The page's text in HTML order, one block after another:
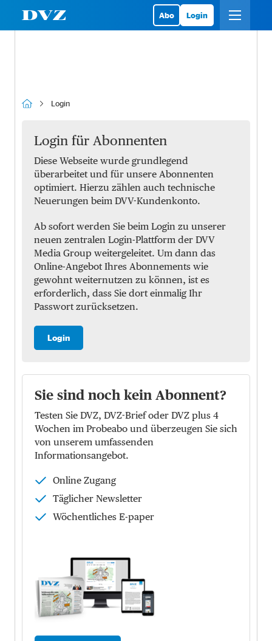
Abo Login
Login
Login für Abonnenten
Diese Webseite wurde grundlegend
überarbeitet und für unsere Abonnenten
optimiert. Hierzu zählen auch technische
Neuerungen beim DVV-Kundenkonto.
Ab sofort werden Sie beim Login zu unserer
neuen zentralen Login-Plattform der DVV
Media Group weitergeleitet. Um dann das
Online-Angebot Ihres Abonnements wie
gewohnt weiternutzen zu können, ist es
erforderlich, dass Sie dort einmalig Ihr
Passwort zurücksetzen.
Login
Sie sind noch kein Abonnent?
Testen Sie DVZ, DVZ-Brief oder DVZ plus 4
Wochen im Probeabo und überzeugen Sie sich
von unserem umfassenden
Informationsangebot.
Online Zugang
Täglicher Newsletter
Wöchentliches E-paper